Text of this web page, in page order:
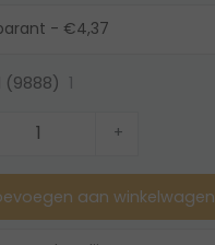
(9888) 1
+
aan winkelwagen